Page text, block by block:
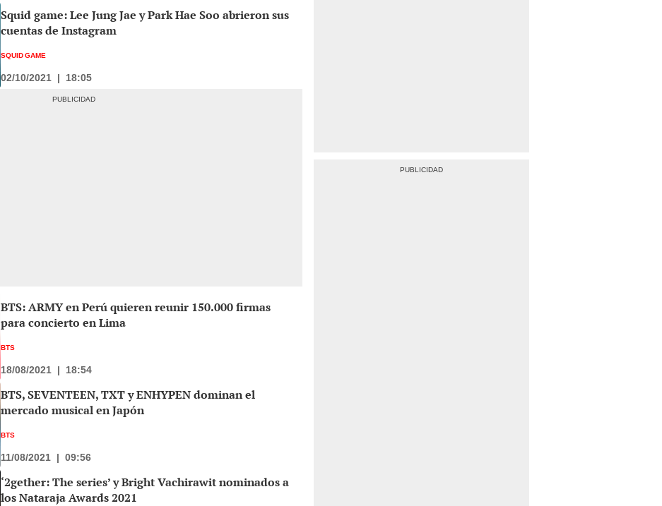
Squid game: Lee Jung Jae y Park Hae Soo abrieron sus
cuentas de Instagram
SQUID GAME
02/10/2021 | 18:05
BTS: ARMY en Perú quieren reunir 150.000 firmas
para concierto en Lima
BTS
18/08/2021 | 18:54
BTS, SEVENTEEN, TXT y ENHYPEN dominan el
mercado musical en Japón
BTS
11/08/2021 | 09:56
‘2gether: The series’ y Bright Vachirawit nominados a
los Nataraja Awards 2021